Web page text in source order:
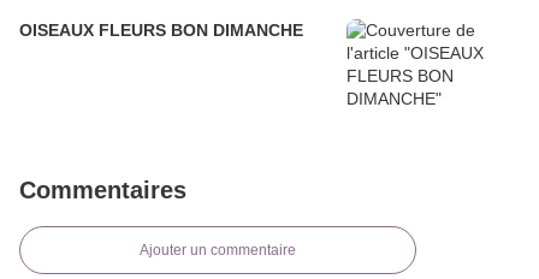
OISEAUX FLEURS BON DIMANCHE
Commentaires
Ajouter un commentaire